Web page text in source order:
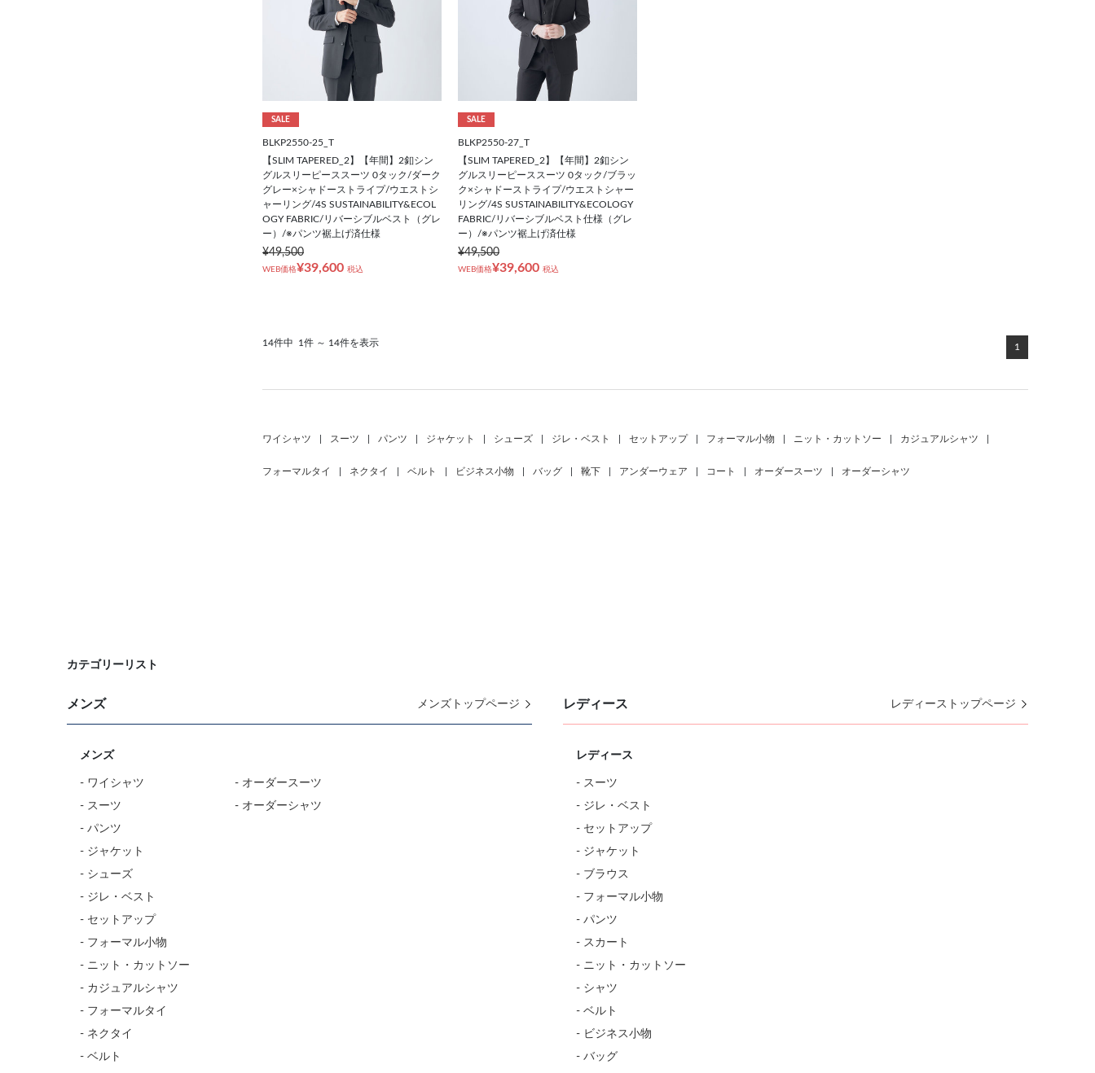
SALE
BLKP2550-25_T
【SLIM TAPERED_2】【年間】2釦シン
グルスリーピーススーツ 0タック/ダーク
グレー×シャドーストライプ/ウエストシ
ャーリング/4S SUSTAINABILITY&ECOL
OGY FABRIC/リバーシブルベスト（グレ
ー）/※パンツ裾上げ済仕様
¥49,500
WEB価格¥39,600 税込
SALE
BLKP2550-27_T
【SLIM TAPERED_2】【年間】2釦シン
グルスリーピーススーツ 0タック/ブラッ
ク×シャドーストライプ/ウエストシャー
リング/4S SUSTAINABILITY&ECOLOGY
FABRIC/リバーシブルベスト仕様（グレ
ー）/※パンツ裾上げ済仕様
¥49,500
WEB価格¥39,600 税込
14件中 1件 ～ 14件を表示 1
ワイシャツ スーツ パンツ ジャケット シューズ ジレ・ベスト セットアップ フォーマル小物 ニット・カットソー カジュアルシャツ
フォーマルタイ ネクタイ ベルト ビジネス小物 バッグ 靴下 アンダーウェア コート オーダースーツ オーダーシャツ
カテゴリーリスト
メンズ メンズトップページ
メンズ
- ワイシャツ
- スーツ
- パンツ
- ジャケット
- シューズ
- ジレ・ベスト
- セットアップ
- フォーマル小物
- ニット・カットソー
- カジュアルシャツ
- フォーマルタイ
- ネクタイ
- ベルト
- オーダースーツ
- オーダーシャツ
レディース レディーストップページ
レディース
- スーツ
- ジレ・ベスト
- セットアップ
- ジャケット
- ブラウス
- フォーマル小物
- パンツ
- スカート
- ニット・カットソー
- シャツ
- ベルト
- ビジネス小物
- バッグ